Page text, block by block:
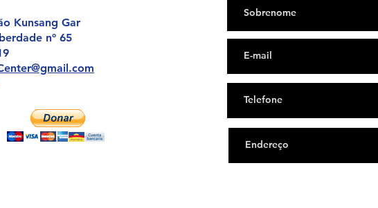
Kunsang Gar
nº 65